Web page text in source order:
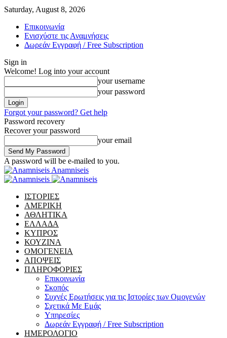
Saturday, August 8, 2026
Επικοινωνία
Ενισχύστε τις Αναμνήσεις
Δωρεάν Εγγραφή / Free Subscription
Sign in
Welcome! Log into your account
your username
your password
Forgot your password? Get help
Password recovery
Recover your password
your email
A password will be e-mailed to you.
Anamniseis
ΙΣΤΟΡΙΕΣ
ΑΜΕΡΙΚΗ
ΑΘΛΗΤΙΚΑ
ΕΛΛΑΔΑ
ΚΥΠΡΟΣ
ΚΟΥΖΙΝΑ
ΟΜΟΓΕΝΕΙΑ
ΑΠΟΨΕΙΣ
ΠΛΗΡΟΦΟΡΙΕΣ
Επικοινωνία
Σκοπός
Συχνές Ερωτήσεις για τις Ιστορίες των Ομογενών
Σχετικά Με Εμάς
Υπηρεσίες
Δωρεάν Εγγραφή / Free Subscription
ΗΜΕΡΟΛΟΓΙΟ